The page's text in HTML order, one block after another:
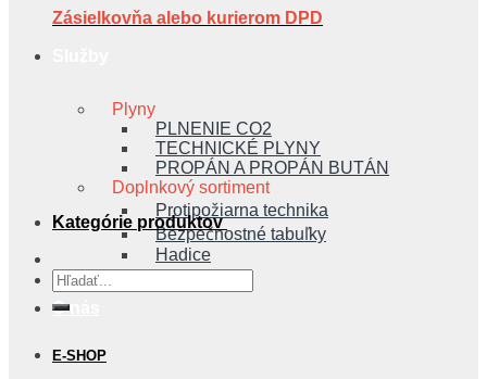
Plyny
PLNENIE CO2
TECHNICKÉ PLYNY
PROPÁN A PROPÁN BUTÁN
Doplnkový sortiment
Protipožiarna technika
Bezpečnostné tabuľky
Hadice
O nás
Zásielkovňa alebo kurierom DPD
Kategórie produktov
Hľadať:
E-SHOP